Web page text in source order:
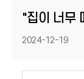
"집이 너무
등록일
2024-12-19